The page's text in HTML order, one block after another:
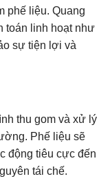
phế liệu. Quang
toán linh hoạt như
sự tiện lợi và
thu gom và xử lý
Phế liệu sẽ
động tiêu cực đến
tái chế.